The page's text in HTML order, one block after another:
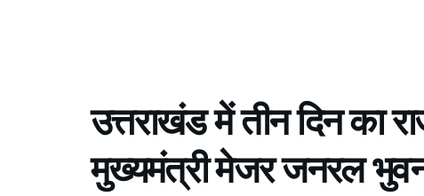
उत्तराखंड में तीन दिन का
मुख्यमंत्री मेजर जनरल